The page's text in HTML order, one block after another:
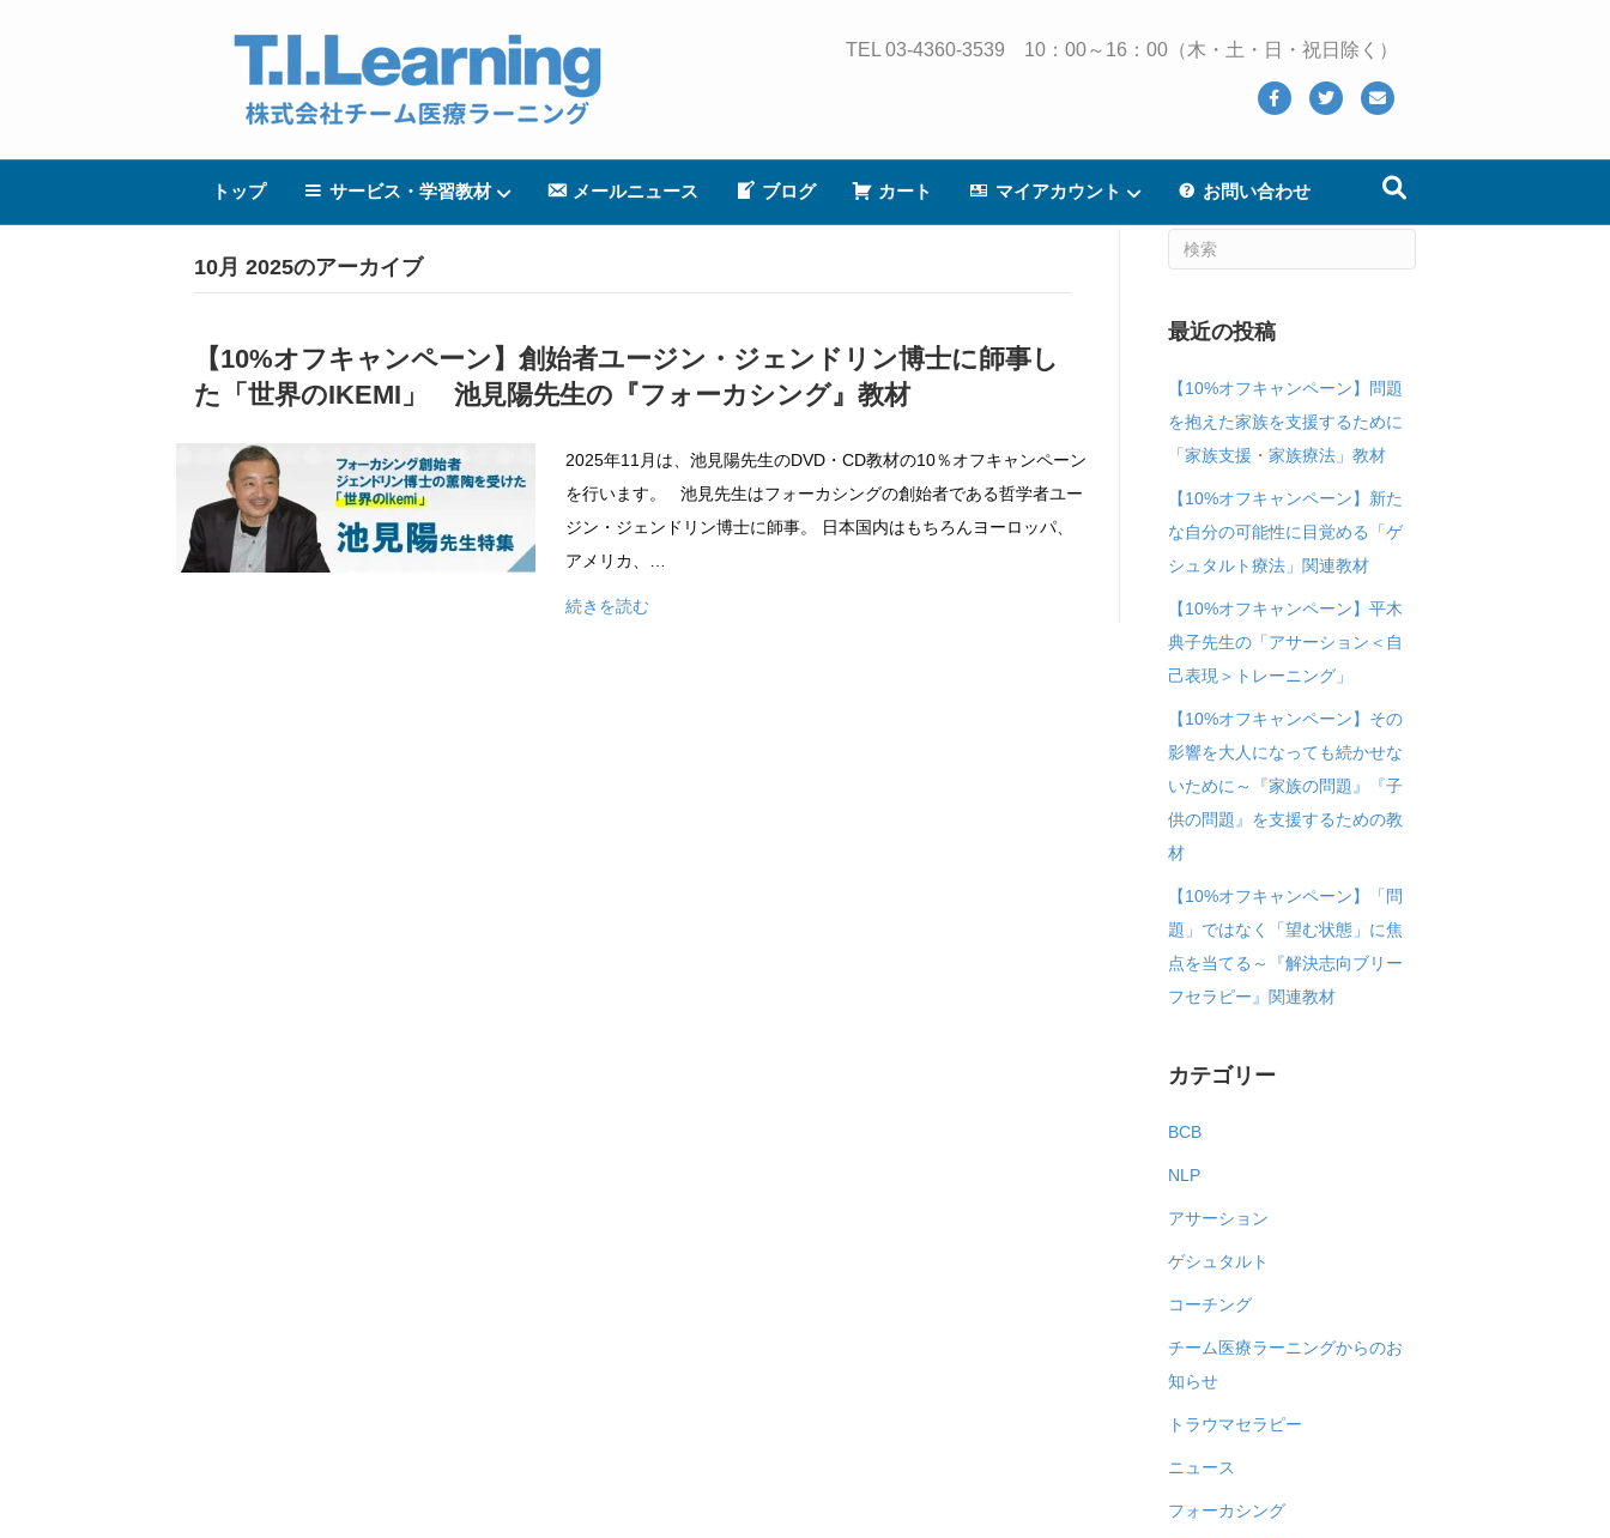
TEL 03-4360-3539 10：00～16：00（木・土・日・祝日除く）
FacebookTwitter
トップ サービス・学習教材 メールニュース ブログ カート マイアカウント お問い合わせ
10月 2025のアーカイブ
【10%オフキャンペーン】創始者ユージン・ジェンドリン博士に師事し
た「世界のIKEMI」 池見陽先生の『フォーカシング』教材
2025年11月は、池見陽先生のDVD・CD教材の10％オフキャンペーン
を行います。 池見先生はフォーカシングの創始者である哲学者ユー
ジン・ジェンドリン博士に師事。 日本国内はもちろんヨーロッパ、
アメリカ、…
続きを読む
最近の投稿
【10%オフキャンペーン】問題
を抱えた家族を支援するために
「家族支援・家族療法」教材
【10%オフキャンペーン】新た
な自分の可能性に目覚める「ゲ
シュタルト療法」関連教材
【10%オフキャンペーン】平木
典子先生の「アサーション＜自
己表現＞トレーニング」
【10%オフキャンペーン】その
影響を大人になっても続かせな
いために～『家族の問題』『子
供の問題』を支援するための教
材
【10%オフキャンペーン】「問
題」ではなく「望む状態」に焦
点を当てる～『解決志向ブリー
フセラピー』関連教材
カテゴリー
BCB
NLP
アサーション
ゲシュタルト
コーチング
チーム医療ラーニングからのお
知らせ
トラウマセラピー
ニュース
フォーカシング